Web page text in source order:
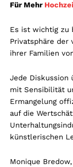
Für Mehr
Es ist wichtig zu
Privatsphäre der
ihrer Familien
Jede Diskussion
mit Sensibilität
Ermangelung
auf die
künstlerischen
Monique